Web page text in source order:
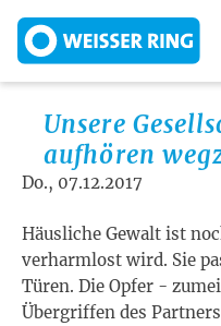
Unsere
aufhören
Do., 07.12.2017
Häusliche Gewalt ist
verharmlost wird. Sie
Türen. Die Opfer -
Übergriffen des